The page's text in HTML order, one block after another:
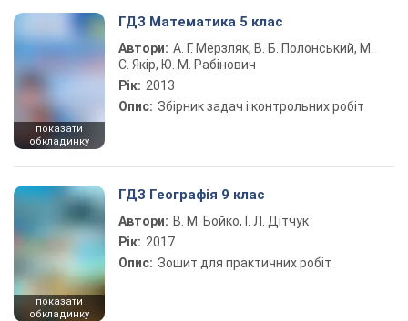
показати
обкладинку
ГДЗ Математика 5 клас
Автори: А. Г. Мерзляк, В. Б. Полонський, М.
С. Якір, Ю. М. Рабінович
Рік: 2013
Опис: Збірник задач і контрольних робіт
показати
обкладинку
ГДЗ Географія 9 клас
Автори: В. М. Бойко, І. Л. Дітчук
Рік: 2017
Опис: Зошит для практичних робіт